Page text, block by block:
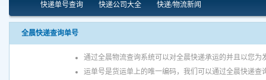
快递单号查询 快递公司大全 快递/物流新闻
全晨快递查询单号
通过全晨物流查询系统可以对全晨快递承运的并且以您
运单号是货运单上的唯一编码，我们可以通过全晨快递